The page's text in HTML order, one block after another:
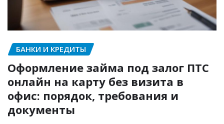
БАНКИ И КРЕДИТЫ
Оформление займа под залог ПТС
онлайн на карту без визита в
офис: порядок, требования и
документы